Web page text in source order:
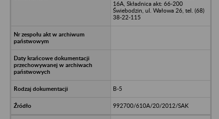
16A, Składnica akt: 66-200
Świebodzin, ul. Wałowa 26, tel. (68)
38-22-115
B-5
992700/610A/20/2012/SAK